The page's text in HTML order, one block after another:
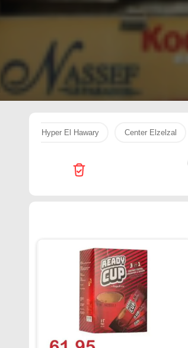
Center Elzelzal
Hyper El Hawary